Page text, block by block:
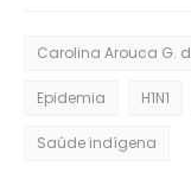
Epidemia H1N1
Saúde indígena